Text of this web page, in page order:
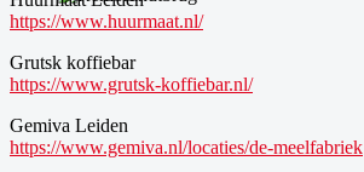
https://www.huurmaat.nl/
Grutsk koffiebar
https://www.grutsk-koffiebar.nl/
Gemiva Leiden
https://www.gemiva.nl/locaties/de-meelfabriek